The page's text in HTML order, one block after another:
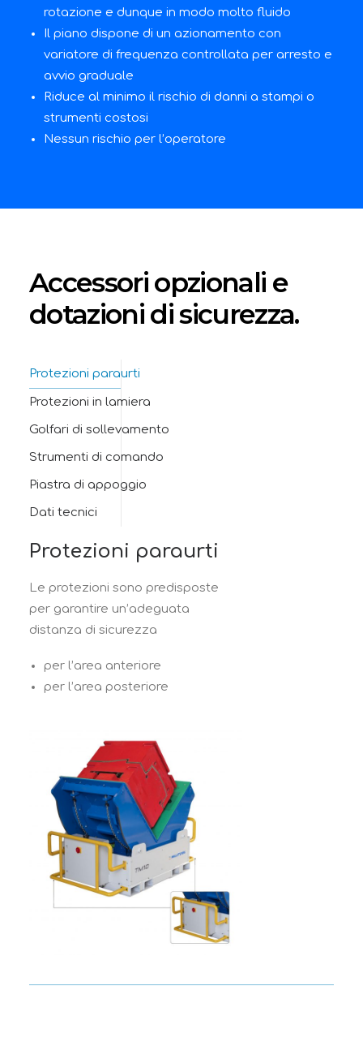
rotazione e dunque in modo molto fluido
Il piano dispone di un azionamento con
variatore di frequenza controllata per arresto e
avvio graduale
Riduce al minimo il rischio di danni a stampi o
strumenti costosi
Nessun rischio per l’operatore
Accessori opzionali e
dotazioni di sicurezza.
Protezioni paraurti
Protezioni in lamiera
Golfari di sollevamento
Strumenti di comando
Piastra di appoggio
Dati tecnici
Protezioni paraurti
Le protezioni sono predisposte
per garantire un’adeguata
distanza di sicurezza
per l’area anteriore
per l’area posteriore